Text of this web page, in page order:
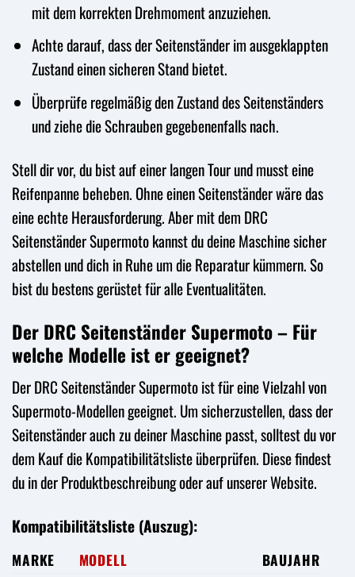
mit dem korrekten Drehmoment anzuziehen.
Achte darauf, dass der Seitenständer im ausgeklappten
Zustand einen sicheren Stand bietet.
Überprüfe regelmäßig den Zustand des Seitenständers
und ziehe die Schrauben gegebenenfalls nach.
Stell dir vor, du bist auf einer langen Tour und musst eine
Reifenpanne beheben. Ohne einen Seitenständer wäre das
eine echte Herausforderung. Aber mit dem DRC
Seitenständer Supermoto kannst du deine Maschine sicher
abstellen und dich in Ruhe um die Reparatur kümmern. So
bist du bestens gerüstet für alle Eventualitäten.
Der DRC Seitenständer Supermoto – Für
welche Modelle ist er geeignet?
Der DRC Seitenständer Supermoto ist für eine Vielzahl von
Supermoto-Modellen geeignet. Um sicherzustellen, dass der
Seitenständer auch zu deiner Maschine passt, solltest du vor
dem Kauf die Kompatibilitätsliste überprüfen. Diese findest
du in der Produktbeschreibung oder auf unserer Website.
Kompatibilitätsliste (Auszug):
MARKE MODELL
BAUJAHR